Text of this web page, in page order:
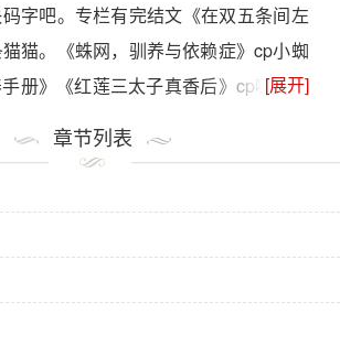
字吧。专栏有完结文《在双五条间左
猫。《蛛网，驯养与依赖症》cp小蜘
册》《红莲三太子真香后》cp哪吒。
男主我爱罗，男女主都没喜欢过别
色对女主单箭头。去木叶也不买股，
这篇文就不会买股，这就是1v1，是
女主都没喜欢过别人的那种1v1！重要
【A面】意识到自己原来是个异世界
奈开始频繁梦到自己会被某个怪物一
[展开]
章节列表